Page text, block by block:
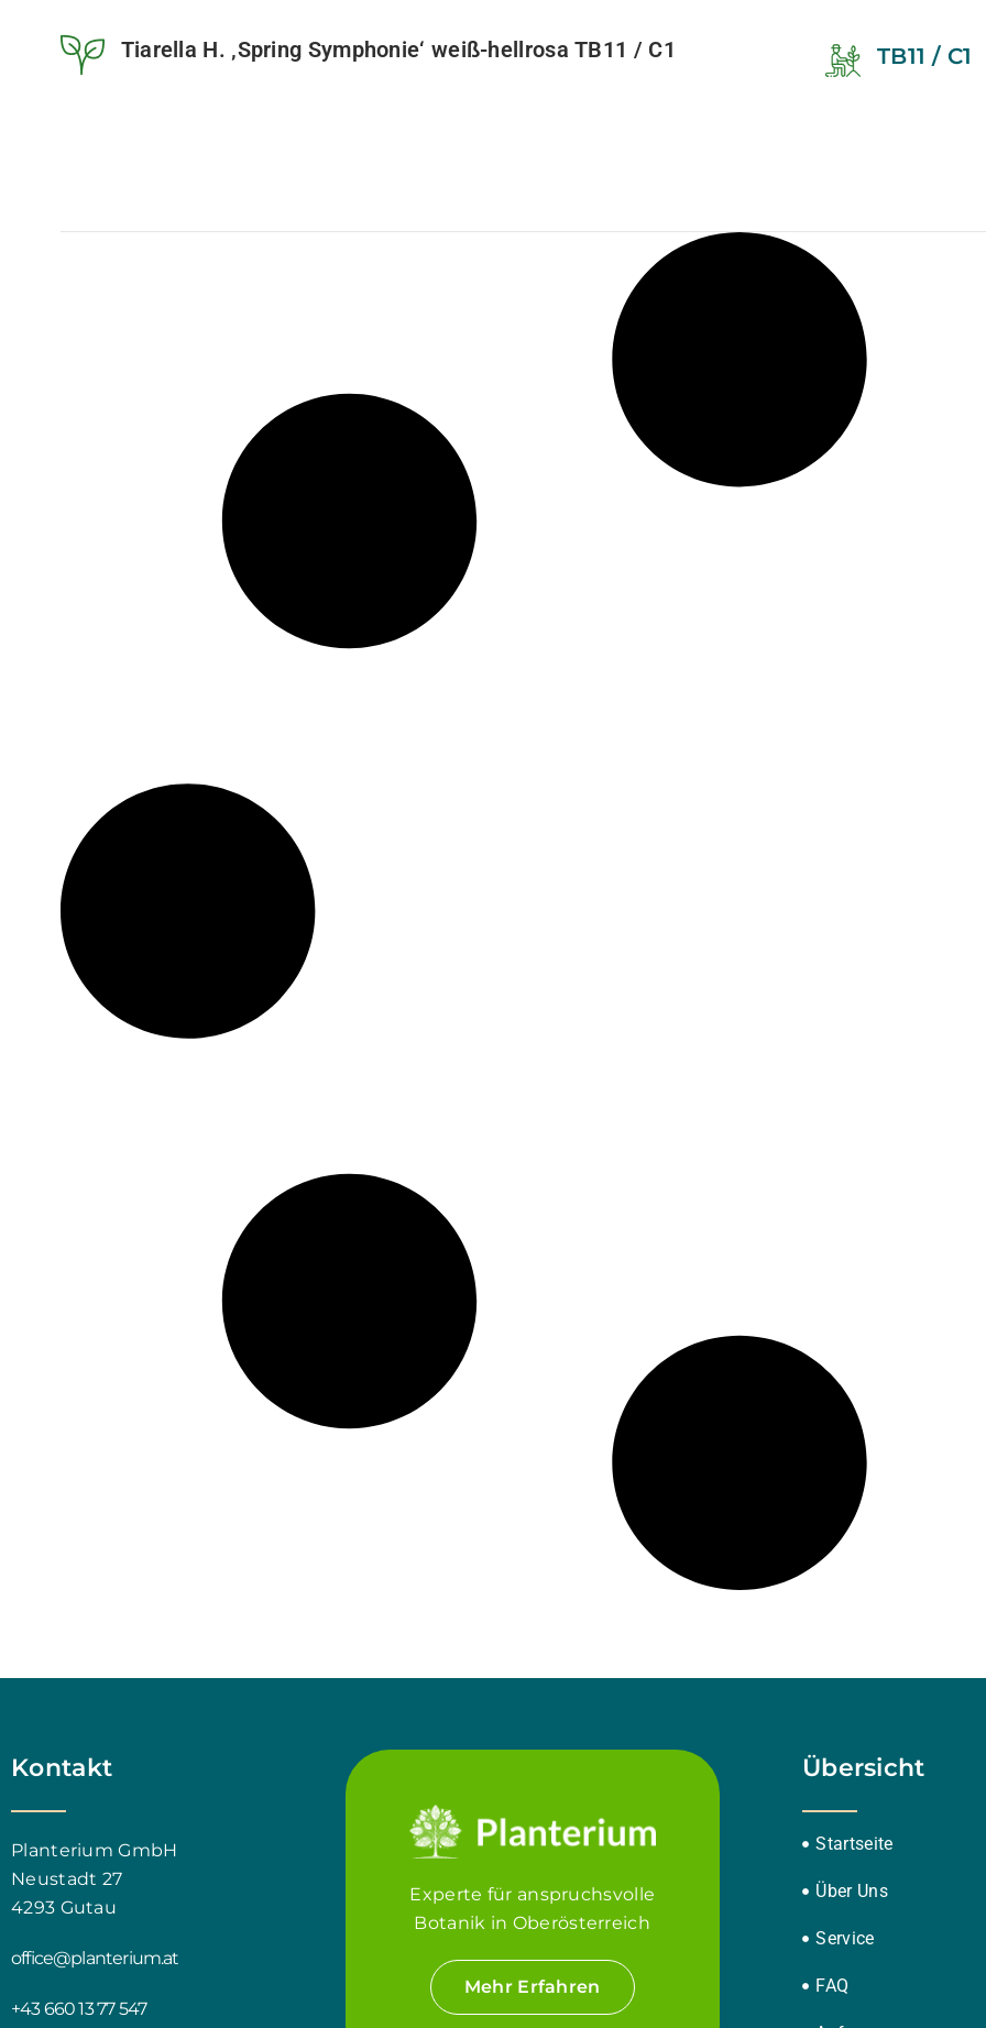
Tiarella H. ‚Spring Symphonie‘ weiß-hellrosa TB11 / C1 TB11 / C1
Kontakt
Planterium GmbH
Neustadt 27
4293 Gutau
office@planterium.at
+43 660 13 77 547
Experte für anspruchsvolle
Botanik in Oberösterreich
Mehr Erfahren
Übersicht
Startseite
Über Uns
Service
FAQ